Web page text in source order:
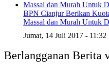
BPN Cianjur Berikan
Massal dan Murah Untuk
Jumat, 14 Juli 2017 -
Berlangganan Berita